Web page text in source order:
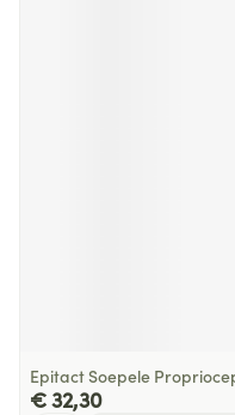
Epitact Soepele
€ 32,30